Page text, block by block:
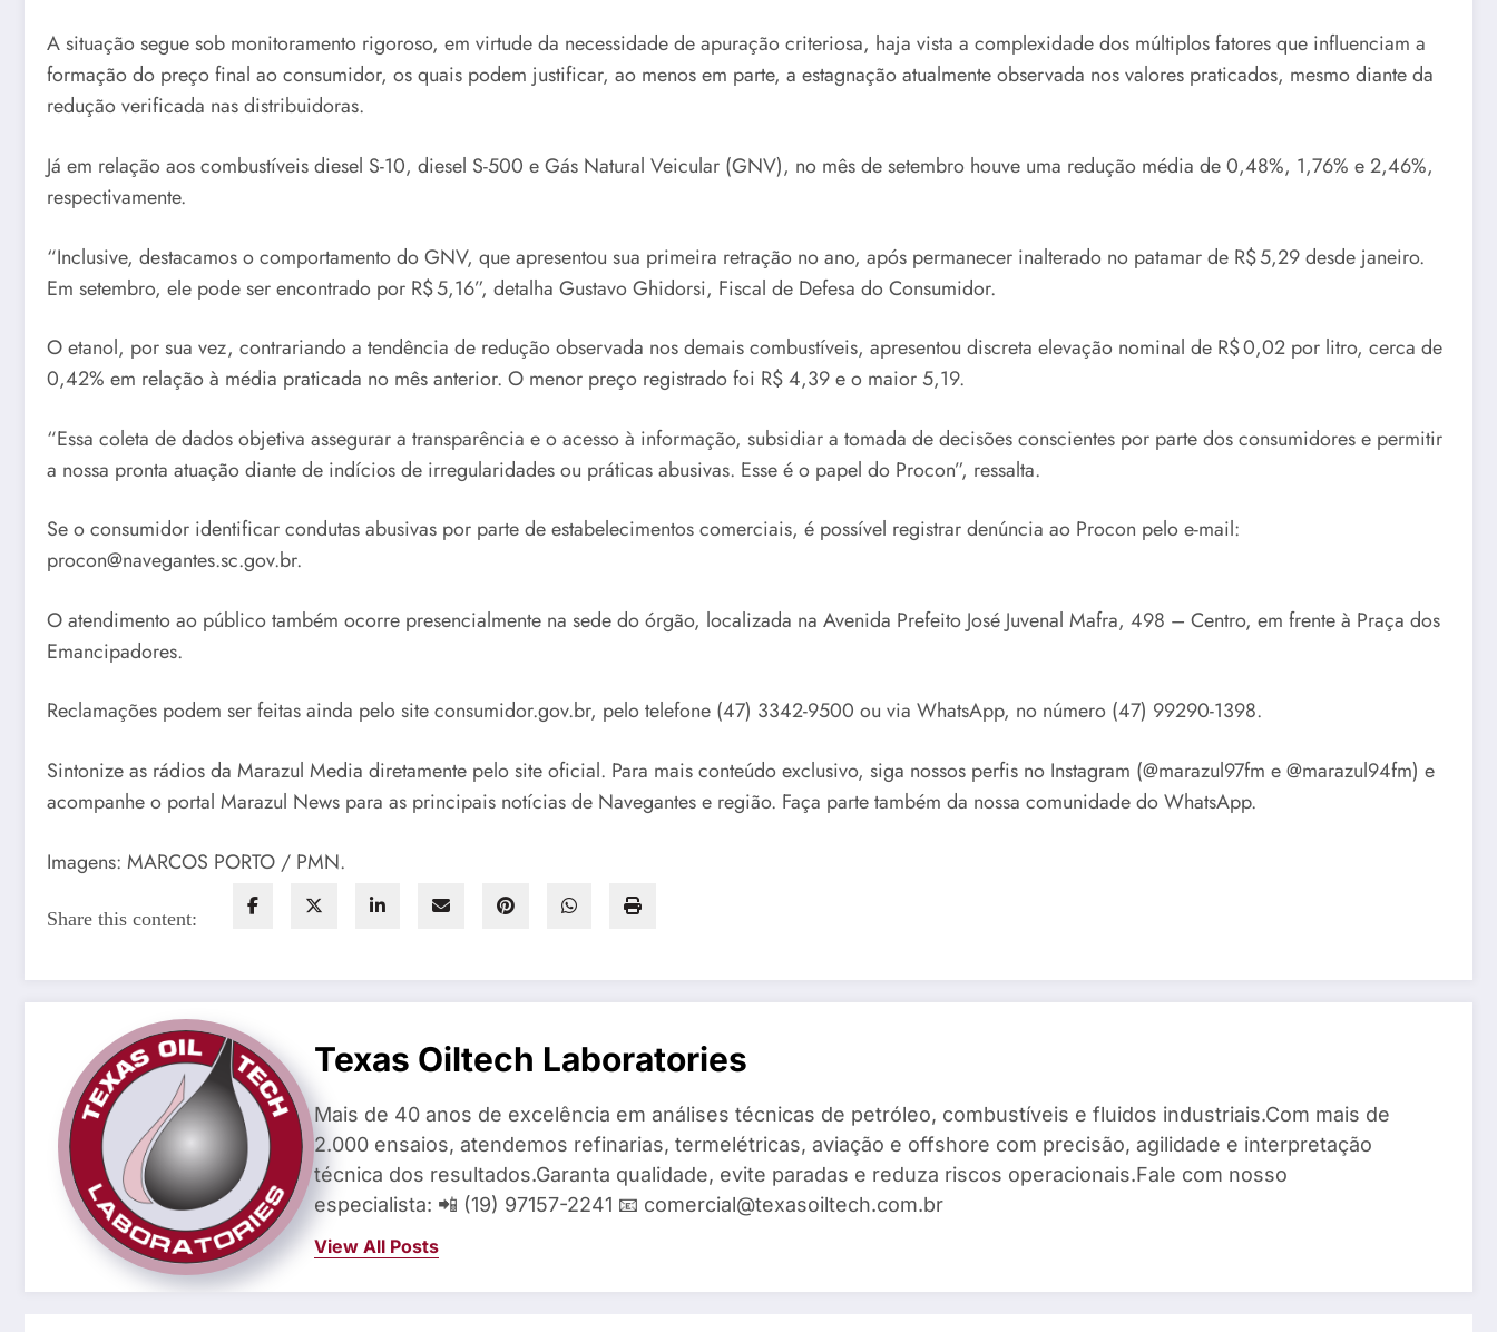
A situação segue sob monitoramento rigoroso, em virtude da necessidade de apuração criteriosa, haja vista a complexidade dos múltiplos fatores que influenciam a
formação do preço final ao consumidor, os quais podem justificar, ao menos em parte, a estagnação atualmente observada nos valores praticados, mesmo diante da
redução verificada nas distribuidoras.
Já em relação aos combustíveis diesel S-10, diesel S-500 e Gás Natural Veicular (GNV), no mês de setembro houve uma redução média de 0,48%, 1,76% e 2,46%,
respectivamente.
“Inclusive, destacamos o comportamento do GNV, que apresentou sua primeira retração no ano, após permanecer inalterado no patamar de R$ 5,29 desde janeiro.
Em setembro, ele pode ser encontrado por R$ 5,16”, detalha Gustavo Ghidorsi, Fiscal de Defesa do Consumidor.
O etanol, por sua vez, contrariando a tendência de redução observada nos demais combustíveis, apresentou discreta elevação nominal de R$ 0,02 por litro, cerca de
0,42% em relação à média praticada no mês anterior. O menor preço registrado foi R$ 4,39 e o maior 5,19.
“Essa coleta de dados objetiva assegurar a transparência e o acesso à informação, subsidiar a tomada de decisões conscientes por parte dos consumidores e permitir
a nossa pronta atuação diante de indícios de irregularidades ou práticas abusivas. Esse é o papel do Procon”, ressalta.
Se o consumidor identificar condutas abusivas por parte de estabelecimentos comerciais, é possível registrar denúncia ao Procon pelo e-mail:
procon@navegantes.sc.gov.br.
O atendimento ao público também ocorre presencialmente na sede do órgão, localizada na Avenida Prefeito José Juvenal Mafra, 498 – Centro, em frente à Praça dos
Emancipadores.
Reclamações podem ser feitas ainda pelo site consumidor.gov.br, pelo telefone (47) 3342-9500 ou via WhatsApp, no número (47) 99290-1398.
Sintonize as rádios da Marazul Media diretamente pelo site oficial. Para mais conteúdo exclusivo, siga nossos perfis no Instagram (@marazul97fm e @marazul94fm) e
acompanhe o portal Marazul News para as principais notícias de Navegantes e região. Faça parte também da nossa comunidade do WhatsApp.
Imagens: MARCOS PORTO / PMN.
Share this content:
Texas Oiltech Laboratories
Mais de 40 anos de excelência em análises técnicas de petróleo, combustíveis e fluidos industriais.Com mais de
2.000 ensaios, atendemos refinarias, termelétricas, aviação e offshore com precisão, agilidade e interpretação
técnica dos resultados.Garanta qualidade, evite paradas e reduza riscos operacionais.Fale com nosso
especialista: 📲 (19) 97157-2241 📧 comercial@texasoiltech.com.br
View All Posts